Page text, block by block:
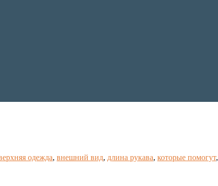
одежда, внешний вид, длина рукава, которые помогут,